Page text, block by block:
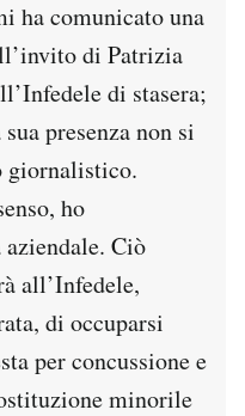
ha comunicato una
di Patrizia
di stasera;
presenza non si
giornalistico.
ho
Ciò
all’Infedele,
di occuparsi
per concussione e
minorile